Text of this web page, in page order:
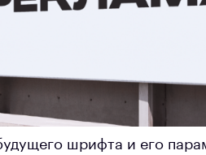
шрифта и его